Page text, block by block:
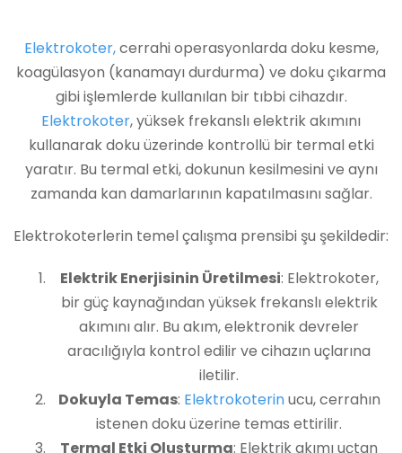
Elektrokoter,cerrahi operasyonlarda doku kesme,
koagülasyon (kanamayı durdurma) ve doku çıkarma
gibi işlemlerde kullanılan bir tıbbi cihazdır.
Elektrokoter, yüksek frekanslı elektrik akımını
kullanarak doku üzerinde kontrollü bir termal etki
yaratır. Bu termal etki, dokunun kesilmesini ve aynı
zamanda kan damarlarının kapatılmasını sağlar.
Elektrokoterlerin temel çalışma prensibi şu şekildedir:
Elektrik Enerjisinin Üretilmesi: Elektrokoter,
bir güç kaynağından yüksek frekanslı elektrik
akımını alır. Bu akım, elektronik devreler
aracılığıyla kontrol edilir ve cihazın uçlarına
iletilir.
Dokuyla Temas: Elektrokoterinucu, cerrahın
istenen doku üzerine temas ettirilir.
Termal Etki Oluşturma: Elektrik akımı uçtan